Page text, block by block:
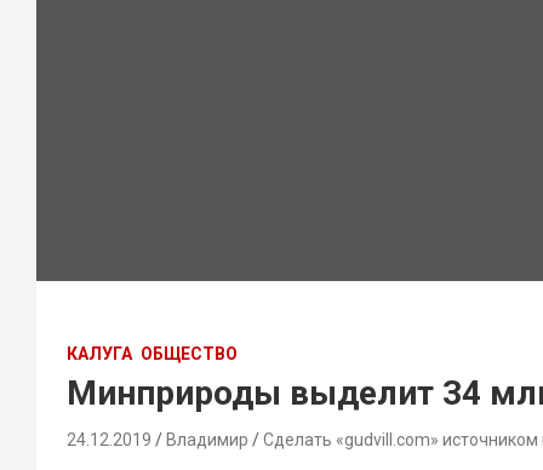
КАЛУГА ОБЩЕСТВО
Минприроды выделит 34
24.12.2019 Владимир Сделать «gudvill.com» источником